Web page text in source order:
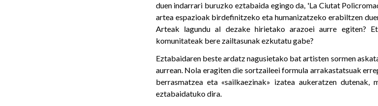
duen indarrari buruzko eztabaida egingo da, 'La Ciutat
artea espazioak birdefinitzeko eta humanizatzeko erabiltzen
Arteak lagundu al dezake hirietako arazoei aurre egiten?
komunitateak bere zailtasunak ezkutatu gabe?
Eztabaidaren beste ardatz nagusietako bat artisten sormen
aurrean. Nola eragiten die sortzaileei formula arrakastatsuak
berrasmatzea eta «sailkaezinak» izatea aukeratzen dutenak,
eztabaidatuko dira.